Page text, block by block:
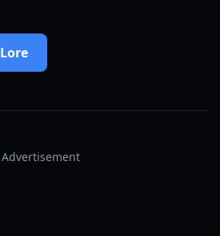
Lore
Advertisement